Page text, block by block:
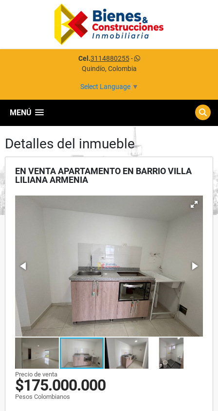
Cel.3114880255-
Quindío, Colombia
Select Language ▼
MENÚ
Detalles del inmueble
EN VENTA APARTAMENTO EN BARRIO VILLA
LILIANA ARMENIA
Precio de venta
$175.000.000
Pesos Colombianos